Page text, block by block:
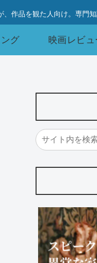
作品を観た人向け。専門知
グ 映画レビュ